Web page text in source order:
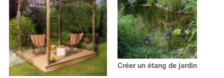
Créer un étang de jardin